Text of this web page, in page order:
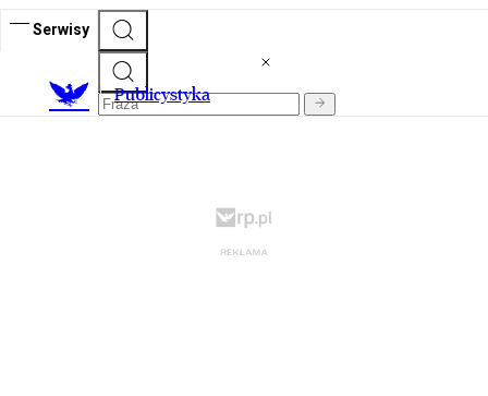
Serwisy
Publicystyka